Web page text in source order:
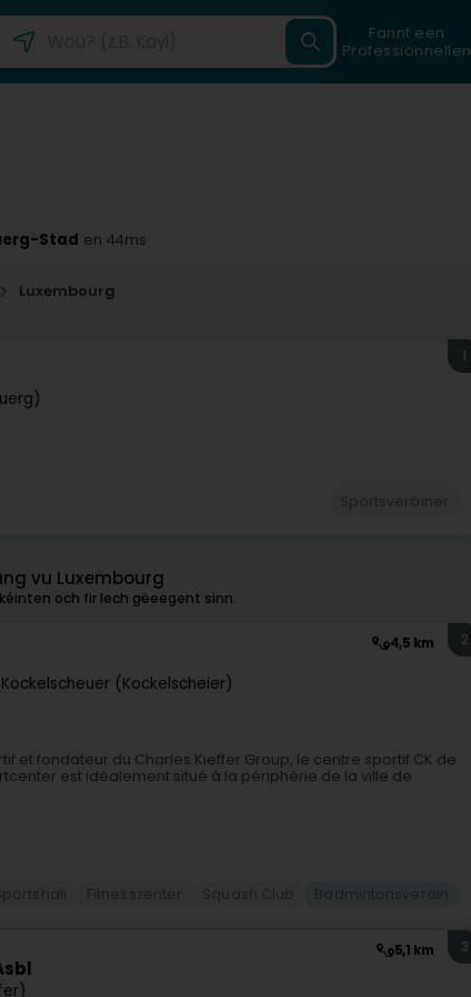
Fannt een
Professionnellen
Stad en 44ms
Luxembourg
1
vu Luxembourg
och fir Iech gëeegent sinn.
4,5 km
Kockelscheuer (Kockelscheier)
2
et fondateur du Charles Kieffer Group, le centre sportif CK de
est idéalement situé à la périphérie de la ville de
5,1 km 3